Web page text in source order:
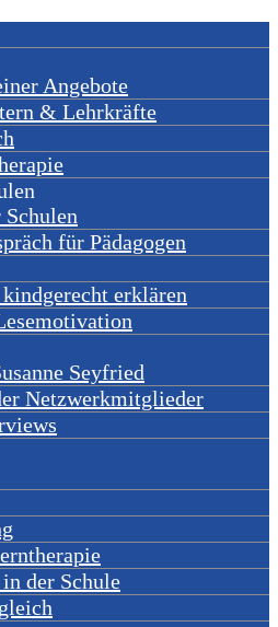
Angebote
& Lehrkräfte
für Pädagogen
erklären
Seyfried
Netzwerkmitglieder
der Schule